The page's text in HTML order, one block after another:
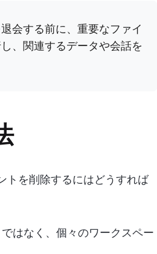
退会する前に、重要なファイ
、関連するデータや会話を
トを削除するにはどうすれば
はなく、個々のワークスペー